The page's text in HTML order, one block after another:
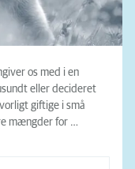
os med i en
eller decideret
giftige i små
mængder for …